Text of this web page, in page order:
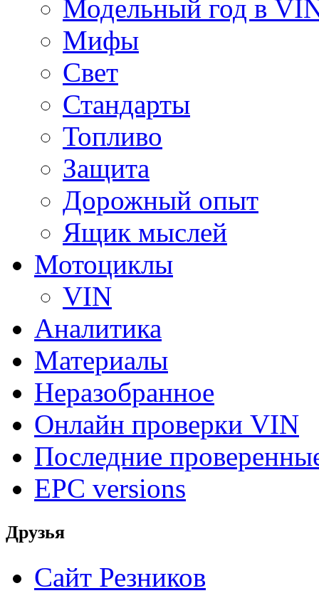
Модельный год в
Мифы
Свет
Стандарты
Топливо
Защита
Дорожный опыт
Ящик мыслей
Мотоциклы
VIN
Аналитика
Материалы
Неразобранное
Онлайн проверки VIN
Последние
EPC versions
Друзья
Сайт Резников